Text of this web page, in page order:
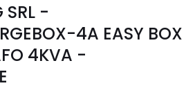
SRL -
4A EASY BOX
4KVA -